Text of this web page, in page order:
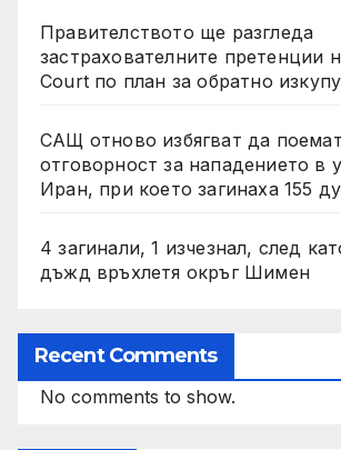
Правителството ще разгледа
застрахователните претенции
Court по план за обратно
САЩ отново избягват да поемат
отговорност за нападението в
Иран, при което загинаха 155
4 загинали, 1 изчезнал, след
дъжд връхлетя окръг Шимен
Recent Comments
No comments to show.